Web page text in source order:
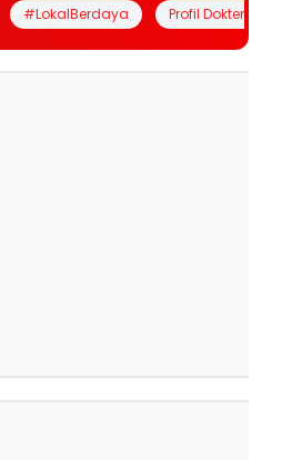
#LokalBerdaya Profil Dokter